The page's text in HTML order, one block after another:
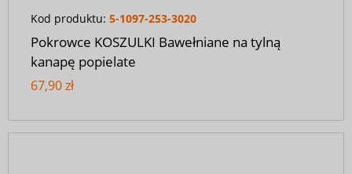
Kod produktu: 5-1097-253-3020
Pokrowce KOSZULKI Bawełniane na tylną
kanapę popielate
67,90 zł